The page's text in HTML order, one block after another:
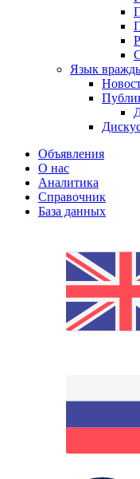
Язык
Объявления
О нас
Аналитика
Справочник
База данных